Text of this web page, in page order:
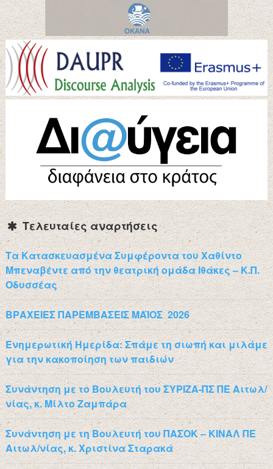
Τελευταίες αναρτήσεις
Τα Κατασκευασμένα Συμφέροντα του Χαθίντο
Μπεναβέντε από την θεατρική ομάδα Ιθάκες – Κ.Π.
Οδυσσέας
ΒΡΑΧΕΙΕΣ ΠΑΡΕΜΒΑΣΕΙΣ ΜΑΪΟΣ 2026
Ενημερωτική Ημερίδα: Σπάμε τη σιωπή και μιλάμε
για την κακοποίηση των παιδιών
Συνάντηση με το Βουλευτή του ΣΥΡΙΖΑ-ΠΣ ΠΕ Αιτωλ/
νίας, κ. Μίλτο Ζαμπάρα
Συνάντηση με τη Βουλευτή του ΠΑΣΟΚ – ΚΙΝΑΛ ΠΕ
Αιτωλ/νίας, κ. Χριστίνα Σταρακά